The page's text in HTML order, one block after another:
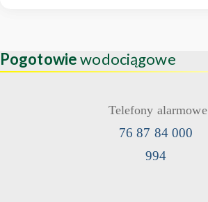
Pogotowiewodociągowe
Telefony alarmowe
76 87 84 000
994